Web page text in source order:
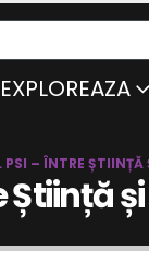
EXPLOREAZA
PSI – ÎNTRE
Știință